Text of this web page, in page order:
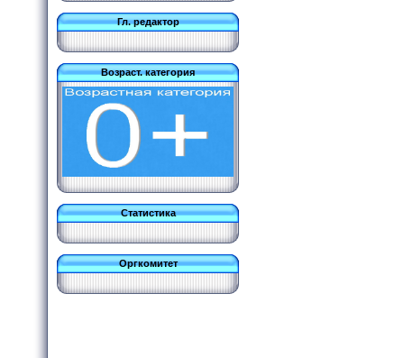
Гл. редактор
Возраст. категория
Статистика
Оргкомитет